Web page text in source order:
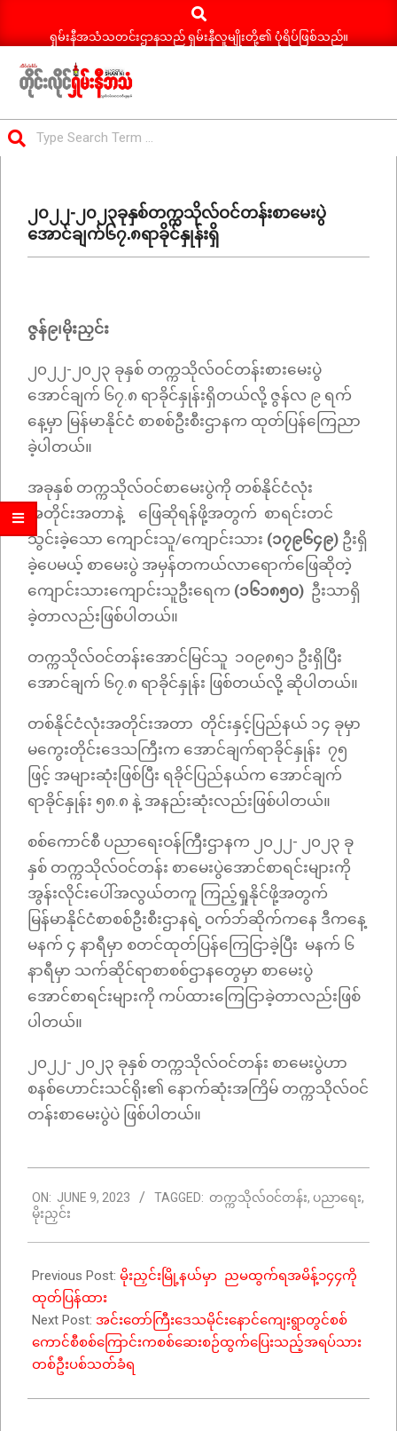
Search
ရှမ်းနီအသံသတင်းဌာနသည် ရှမ်းနီလူမျိုးတို့၏ ပုံရိပ်ဖြစ်သည်။
ရှမ်း
နီ
သတင်း
၂၀၂၂-၂၀၂၃ခုနှစ်တက္ကသိုလ်ဝင်တန်းစာမေးပွဲ
အောင်ချက်၆၇.၈ရာခိုင်နှုန်းရှိ
ဇွန်၉၊မိုးညှင်း
၂၀၂၂-၂၀၂၃ ခုနှစ် တက္ကသိုလ်ဝင်တန်းစားမေးပွဲ
အောင်ချက် ၆၇.၈ ရာခိုင်နှုန်းရှိတယ်လို့ ဇွန်လ ၉ ရက်
နေ့မှာ မြန်မာနိုင်ငံ စာစစ်ဦးစီးဌာနက ထုတ်ပြန်ကြေညာ
ခဲ့ပါတယ်။
အခုနှစ် တက္ကသိုလ်ဝင်စာမေးပွဲကို တစ်နိုင်ငံလုံး
အတိုင်းအတာနဲ့ ဖြေဆိုရန်ဖို့အတွက် စာရင်းတင်
သွင်းခဲ့သော ကျောင်းသူ/ကျောင်းသား (၁၇၉၆၄၉) ဦးရှိ
ခဲ့ပေမယ့် စာမေးပွဲ အမှန်တကယ်လာရောက်ဖြေဆိုတဲ့
ကျောင်းသားကျောင်းသူဦးရေက (၁၆၁၈၅၀) ဦးသာရှိ
ခဲ့တာလည်းဖြစ်ပါတယ်။
တက္ကသိုလ်ဝင်တန်းအောင်မြင်သူ ၁၀၉၈၅၁ ဦးရှိပြီး
အောင်ချက် ၆၇.၈ ရာခိုင်နှုန်း ဖြစ်တယ်လို့ ဆိုပါတယ်။
တစ်နိုင်ငံလုံးအတိုင်းအတာ တိုင်းနှင့်ပြည်နယ် ၁၄ ခုမှာ
မကွေးတိုင်းဒေသကြီးက အောင်ချက်ရာခိုင်နှုန်း ၇၅
ဖြင့် အများဆုံးဖြစ်ပြီး ရခိုင်ပြည်နယ်က အောင်ချက်
ရာခိုင်နှုန်း ၅၈.၈ နဲ့ အနည်းဆုံးလည်းဖြစ်ပါတယ်။
စစ်ကောင်စီ ပညာရေးဝန်ကြီးဌာနက ၂၀၂၂- ၂၀၂၃ ခု
နှစ် တက္ကသိုလ်ဝင်တန်း စာမေးပွဲအောင်စာရင်းများကို
အွန်းလိုင်းပေါ်အလွယ်တကူ ကြည့်ရှုနိုင်ဖို့အတွက်
မြန်မာနိုင်ငံစာစစ်ဦးစီးဌာနရဲ့ ဝက်ဘ်ဆိုက်ကနေ ဒီကနေ့
မနက် ၄ နာရီမှာ စတင်ထုတ်ပြန်ကြေငြာခဲ့ပြီး မနက် ၆
နာရီမှာ သက်ဆိုင်ရာစာစစ်ဌာနတွေမှာ စာမေးပွဲ
အောင်စာရင်းများကို ကပ်ထားကြေငြာခဲ့တာလည်းဖြစ်
ပါတယ်။
၂၀၂၂- ၂၀၂၃ ခုနှစ် တက္ကသိုလ်ဝင်တန်း စာမေးပွဲဟာ
စနစ်ဟောင်းသင်ရိုး၏ နောက်ဆုံးအကြိမ် တက္ကသိုလ်ဝင်
တန်းစာမေးပွဲပဲ ဖြစ်ပါတယ်။
06-
09
ON: JUNE 9, 2023 TAGGED: တက္ကသိုလ်ဝင်တန်း, ပညာရေး,
မိုးညှင်း
Previous Post: မိုးညှင်းမြို့နယ်မှာ ညမထွက်ရအမိန့်၁၄၄ကို
ထုတ်ပြန်ထား
Next Post: အင်းတော်ကြီးဒေသမိုင်းနောင်ကျေးရွာတွင်စစ်
ကောင်စီစစ်ကြောင်းကစစ်ဆေးစဉ်ထွက်ပြေးသည့်အရပ်သား
တစ်ဦးပစ်သတ်ခံရ